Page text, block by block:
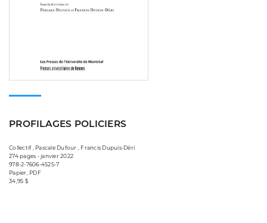
PROFILAGES POLICIERS
Collectif , Pascale Dufour , Francis Dupuis-Déri
274 pages • janvier 2022
978-2-7606-4525-7
Papier, PDF
34,95 $